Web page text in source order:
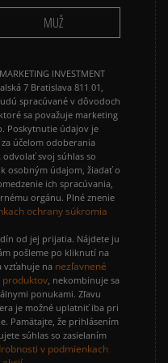
MUŽ
INVESTMENT
7 Bratislava 811 01,
spracúvané v dôvodoch
sa považuje marketing
Poskytnutie údajov je
účelom odoberania
svoj súhlas so
osobným údajom, žiadať o
ich spracúvania,
orgánu. Plné znenie
ochrany súkromia
od jej prijatia. Nájdete ju
pošleme po kliknutí na
vzťahuje na nezľavnené
produktov, nekombinuje sa
ponukami. Zľavu
je možné uplatniť iba pri
Pamätajte, že prihlásením
súhlas so zasielaním
v podmienkach